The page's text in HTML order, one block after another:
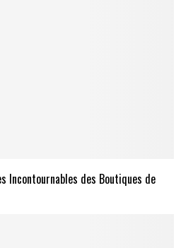
Incontournables des Boutiques de